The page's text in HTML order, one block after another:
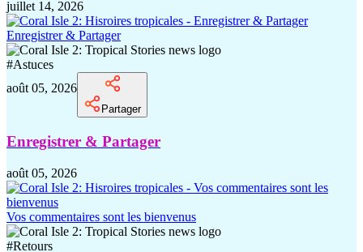
juillet 14, 2026
Enregistrer & Partager
#Astuces
août 05, 2026
Partager
Enregistrer & Partager
août 05, 2026
Vos commentaires sont les bienvenus
#Retours